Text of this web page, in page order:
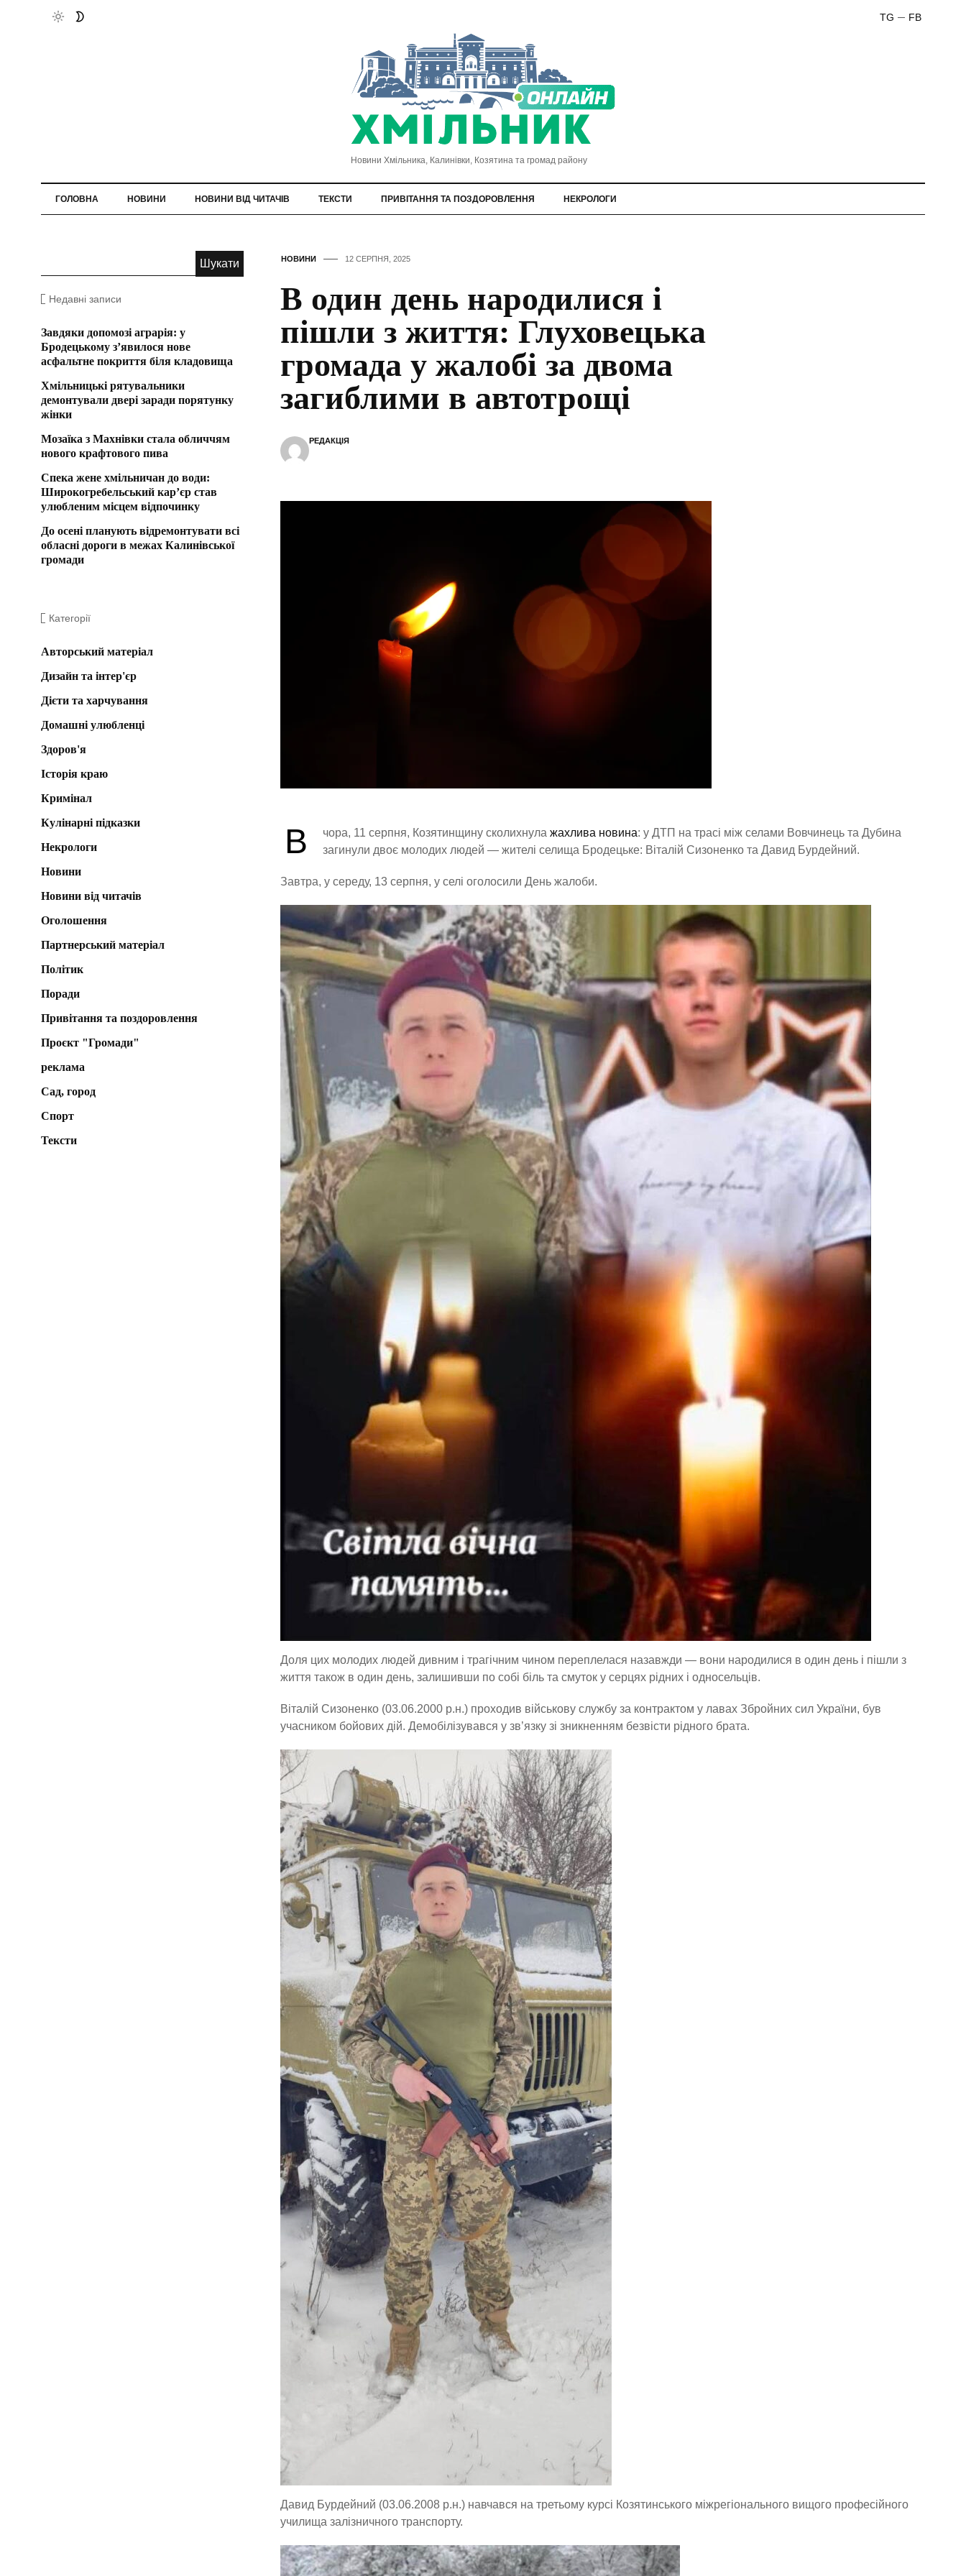
FB
TG
Новини Хмільника, Калинівки, Козятина та громад району
ГОЛОВНА НОВИНИ НОВИНИ ВІД ЧИТАЧІВ ТЕКСТИ ПРИВІТАННЯ ТА ПОЗДОРОВЛЕННЯ НЕКРОЛОГИ
НОВИНИ 12 СЕРПНЯ, 2025
В один день народилися і
пішли з життя: Глуховецька
громада у жалобі за двома
загиблими в автотрощі
РЕДАКЦІЯ
В чора, 11 серпня, Козятинщину сколихнула жахлива новина: у ДТП на трасі між селами Вовчинець та Дубина
загинули двоє молодих людей — жителі селища Бродецьке: Віталій Сизоненко та Давид Бурдейний.
Завтра, у середу, 13 серпня, у селі оголосили День жалоби.
Доля цих молодих людей дивним і трагічним чином переплелася назавжди — вони народилися в один день і пішли з
життя також в один день, залишивши по собі біль та смуток у серцях рідних і односельців.
Віталій Сизоненко (03.06.2000 р.н.) проходив військову службу за контрактом у лавах Збройних сил України, був
учасником бойових дій. Демобілізувався у зв’язку зі зникненням безвісти рідного брата.
Давид Бурдейний (03.06.2008 р.н.) навчався на третьому курсі Козятинського міжрегіонального вищого професійного
училища залізничного транспорту.
Недавні записи
Завдяки допомозі аграрія: у
Бродецькому з’явилося нове
асфальтне покриття біля кладовища
Хмільницькі рятувальники
демонтували двері заради порятунку
жінки
Мозаїка з Махнівки стала обличчям
нового крафтового пива
Спека жене хмільничан до води:
Широкогребельський кар’єр став
улюбленим місцем відпочинку
До осені планують відремонтувати всі
обласні дороги в межах Калинівської
громади
Категорії
Авторський матеріал
Дизайн та інтер'єр
Дієти та харчування
Домашні улюбленці
Здоров'я
Історія краю
Кримінал
Кулінарні підказки
Некрологи
Новини
Новини від читачів
Оголошення
Партнерський матеріал
Політик
Поради
Привітання та поздоровлення
Проєкт "Громади"
реклама
Сад, город
Спорт
Тексти